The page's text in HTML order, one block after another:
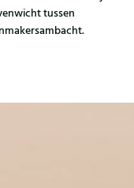
tussen